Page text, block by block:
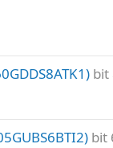
bit
bit